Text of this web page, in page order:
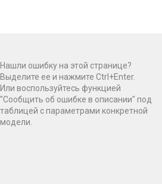
Нашли ошибку на этой странице?
Выделите ее и нажмите Ctrl+Enter.
Или воспользуйтесь функцией
"Сообщить об ошибке в описании" под
таблицей с параметрами конкретной
модели.